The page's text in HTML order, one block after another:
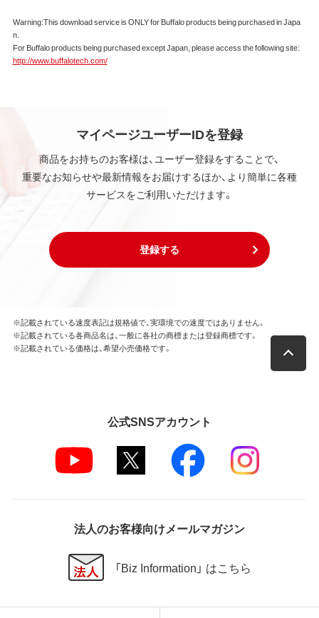
第2条 知的所有権
する法律ならびに条約によって保護されています。
本ソフトウェアは、本契約に規定される条件のもとで
本ソフトウェアに対する知的所有権に関する表示を
削除してはならないものとします。
第3条 使用制限
本ソフトウェアの用途は、購入商品またはその添付ソ
り、逆アセンブル、逆コンパイル、リバースエンジニア
リング、その他の修正を本ソフトウェアに加えること
はできません。
す。
第4条 保証
弊社は本ソフトウェアに対していかなる保証も行い
弊社は、データの消失、業務の中断、逸失利益、精神的
損害等を含め、本ソフトウェアの使用または使用不能
に起因する直接的、間接的、特別、偶発的、結果的、そ
第6条 輸出規制
本契約の締結により、お客様は下記事項に同意するも
Warning:This download service is ONLY for Buffalo products being purchased in Japa
n.
For Buffalo products being purchased except Japan, please access the following site:
http://www.buffalotech.com/
マイページユーザーIDを登録
商品をお持ちのお客様は、ユーザー登録をすることで、
重要なお知らせや最新情報をお届けするほか、より簡単に各種
サービスをご利用いただけます。
登録する
※記載されている速度表記は規格値で、実環境での速度ではありません。
※記載されている各商品名は、一般に各社の商標または登録商標です。
※記載されている価格は、希望小売価格です。
公式SNSアカウント
法人のお客様向けメールマガジン
「Biz Information」 はこちら